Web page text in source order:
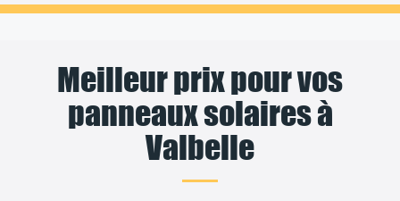
Meilleur prix pour vos
panneaux solaires à
Valbelle